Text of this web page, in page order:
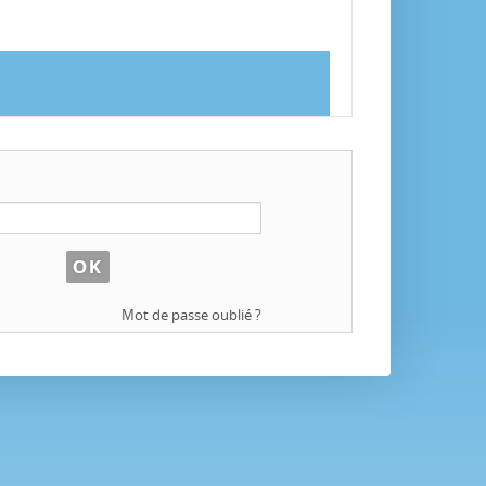
Mot de passe oublié ?